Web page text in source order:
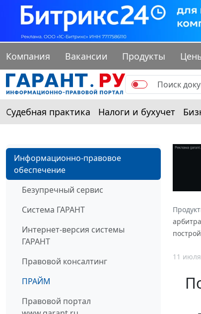
Компания Вакансии Продукты
Судебная практика Налоги и бухучет
Информационно-правовое
обеспечение
Безупречный сервис
Система ГАРАНТ
Интернет-версия системы
ГАРАНТ
Правовой консалтинг
ПРАЙМ
Правовой портал
11